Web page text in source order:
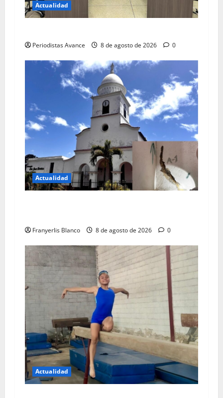
Actualidad
Periodistas Avance 8 de agosto de 2026 0
Actualidad
Franyerlis Blanco 8 de agosto de 2026 0
Actualidad